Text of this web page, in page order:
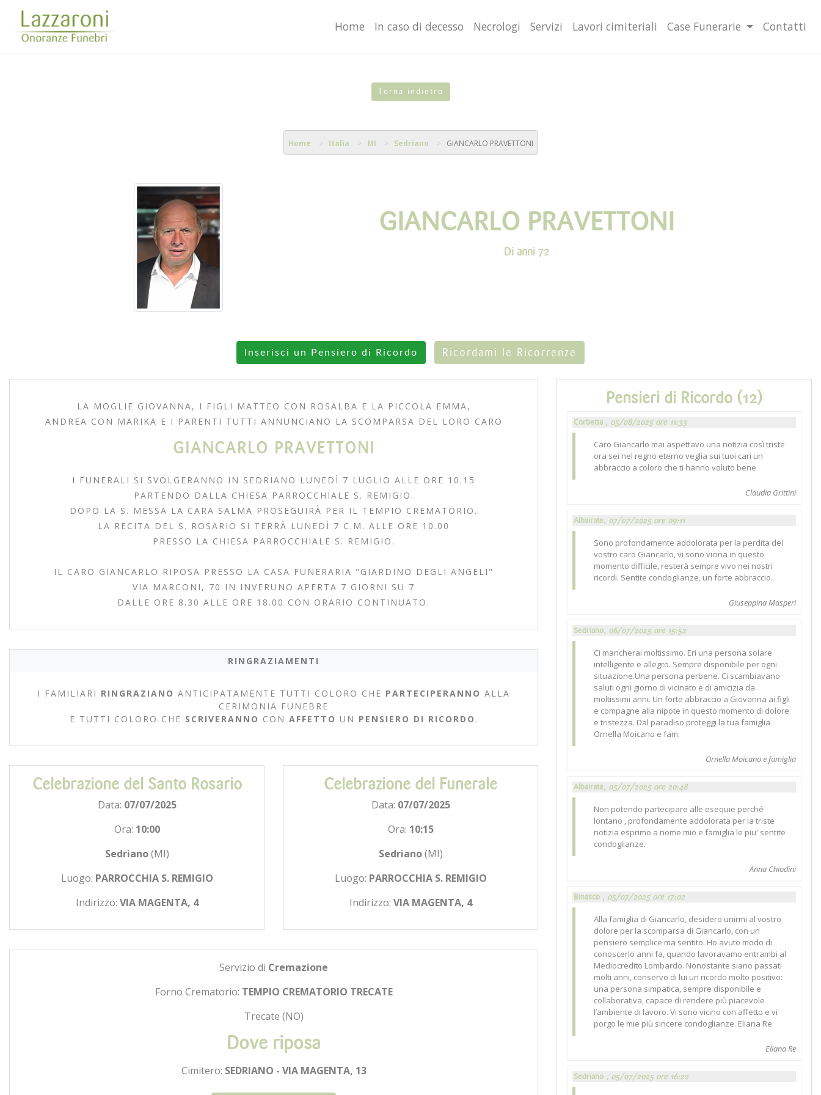
Home In caso di decesso Necrologi Servizi Lavori cimiteriali Case Funerarie Contatti
Torna indietro
Home Italia MI Sedriano GIANCARLO PRAVETTONI
GIANCARLO PRAVETTONI
Di anni 72
Inserisci un Pensiero di Ricordo Ricordami le Ricorrenze
LA MOGLIE GIOVANNA, I FIGLI MATTEO CON ROSALBA E LA PICCOLA EMMA,
ANDREA CON MARIKA E I PARENTI TUTTI ANNUNCIANO LA SCOMPARSA DEL LORO CARO
GIANCARLO PRAVETTONI
I FUNERALI SI SVOLGERANNO IN SEDRIANO LUNEDÌ 7 LUGLIO ALLE ORE 10.15
PARTENDO DALLA CHIESA PARROCCHIALE S. REMIGIO.
DOPO LA S. MESSA LA CARA SALMA PROSEGUIRÀ PER IL TEMPIO CREMATORIO.
LA RECITA DEL S. ROSARIO SI TERRÀ LUNEDÌ 7 C.M. ALLE ORE 10.00
PRESSO LA CHIESA PARROCCHIALE S. REMIGIO.
IL CARO GIANCARLO RIPOSA PRESSO LA CASA FUNERARIA "GIARDINO DEGLI ANGELI"
VIA MARCONI, 70 IN INVERUNO APERTA 7 GIORNI SU 7
DALLE ORE 8.30 ALLE ORE 18.00 CON ORARIO CONTINUATO.
RINGRAZIAMENTI
I FAMILIARI RINGRAZIANO ANTICIPATAMENTE TUTTI COLORO CHE PARTECIPERANNO ALLA
CERIMONIA FUNEBRE
E TUTTI COLORO CHE SCRIVERANNO CON AFFETTO UN PENSIERO DI RICORDO .
Celebrazione del Santo Rosario
Data: 07/07/2025
Ora: 10:00
Sedriano(MI)
Luogo: PARROCCHIA S. REMIGIO
Indirizzo: VIA MAGENTA, 4
Celebrazione del Funerale
Data: 07/07/2025
Ora: 10:15
Sedriano(MI)
Luogo: PARROCCHIA S. REMIGIO
Indirizzo: VIA MAGENTA, 4
Servizio di Cremazione
Forno Crematorio: TEMPIO CREMATORIO TRECATE
Trecate (NO)
Dove riposa
Cimitero: SEDRIANO - VIA MAGENTA, 13
Pensieri di Ricordo (12)
Corbetta , 05/08/2025 ore 11:33
Caro Giancarlo mai aspettavo una notizia così triste
ora sei nel regno eterno veglia sui tuoi cari un
abbraccio a coloro che ti hanno voluto bene
Claudia Grittini
Albairate, 07/07/2025 ore 09:11
Sono profondamente addolorata per la perdita del
vostro caro Giancarlo, vi sono vicina in questo
momento difficile, resterà sempre vivo nei nostri
ricordi. Sentite condoglianze, un forte abbraccio.
Giuseppina Masperi
Sedriano, 06/07/2025 ore 15:52
Ci mancherai moltissimo. Eri una persona solare
intelligente e allegro. Sempre disponibile per ogni
situazione.Una persona perbene. Ci scambiavano
saluti ogni giorno di vicinato e di amicizia da
moltissimi anni. Un forte abbraccio a Giovanna ai figli
e compagne alla nipote in questo momento di dolore
e tristezza. Dal paradiso proteggi la tua famiglia
Ornella Moicano e fam.
Ornella Moicano e famiglia
Albairate, 05/07/2025 ore 20:48
Non potendo partecipare alle esequie perché
lontano , profondamente addolorata per la triste
notizia esprimo a nome mio e famiglia le piu' sentite
condoglianze.
Anna Chiodini
Binasco , 05/07/2025 ore 17:02
Alla famiglia di Giancarlo, desidero unirmi al vostro
dolore per la scomparsa di Giancarlo, con un
pensiero semplice ma sentito. Ho avuto modo di
conoscerlo anni fa, quando lavoravamo entrambi al
Mediocredito Lombardo. Nonostante siano passati
molti anni, conservo di lui un ricordo molto positivo:
una persona simpatica, sempre disponibile e
collaborativa, capace di rendere più piacevole
l’ambiente di lavoro. Vi sono vicino con affetto e vi
porgo le mie più sincere condoglianze. Eliana Re
Eliana Re
Sedriano , 05/07/2025 ore 16:22
Questo sito o gli strumenti terzi da questo utilizzati si avvalgono di cookie necessari al funzionamento ed utili alle finalità illustrate nella cookie policy. Chiudendo questo banner,
scorrendo questa pagina, cliccando su un link o proseguendo la navigazione in altra maniera, acconsenti all’uso dei cookie. Ulteriori informazioni OK